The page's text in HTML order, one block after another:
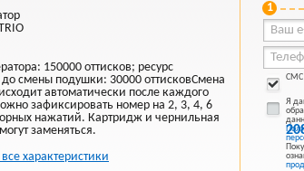
1
СМС
Я
150000 оттисков; ресурс
до смены подушки: 30000 оттисковСмена
автоматически после каждого
зафиксировать номер на 2, 3, 4, 6
нажатий. Картридж и чернильная
заменяться.
характеристики